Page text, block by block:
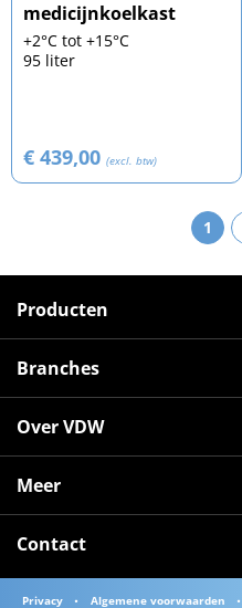
medicijnkoelkast
+2°C tot +15°C
95 liter
€ 439,00 (excl. btw)
1
Producten
Branches
Over VDW
Meer
Contact
Privacy Algemene voorwaarden